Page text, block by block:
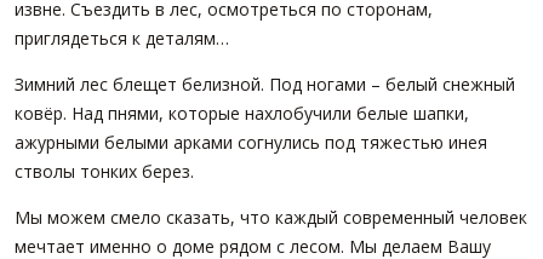
Отзывы о нас на Флампе
КОНТАКТЫ
извне. Съездить в лес, осмотреться по сторонам,
приглядеться к деталям…
Зимний лес блещет белизной. Под ногами – белый снежный
ковёр. Над пнями, которые нахлобучили белые шапки,
ажурными белыми арками согнулись под тяжестью инея
стволы тонких берез.
Мы можем смело сказать, что каждый современный человек
мечтает именно о доме рядом с лесом. Мы делаем Вашу